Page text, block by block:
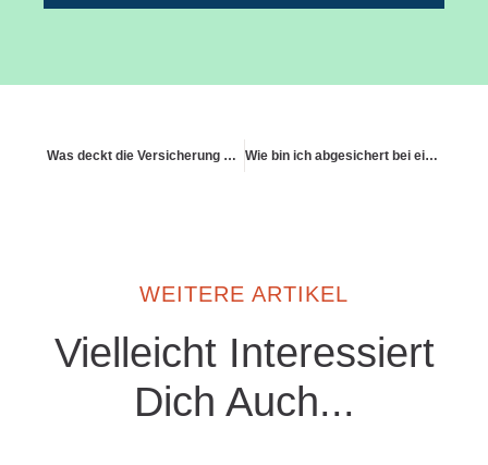
Was deckt die Versicherung bei ausgeliehenen Sportartikeln? Wie bin ich abgesichert bei einem umgestürzten Pavillon auf öffentlichem Gelände?
WEITERE ARTIKEL
Vielleicht Interessiert
Dich Auch...